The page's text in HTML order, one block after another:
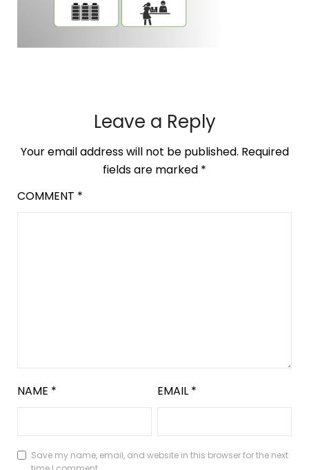
Leave a Reply
Your email address will not be published. Required
fields are marked *
COMMENT *
NAME * EMAIL *
Save my name, email, and website in this browser for the next